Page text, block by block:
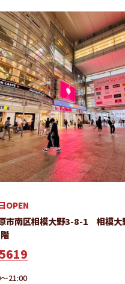
OPEN
市南区相模大野3-8-1 相模大
21:00